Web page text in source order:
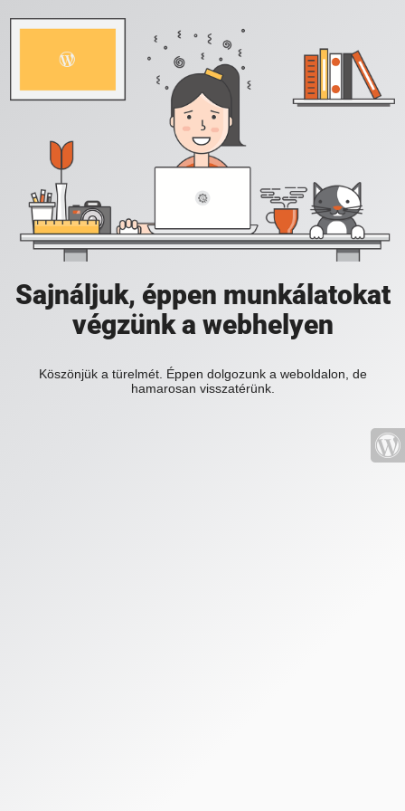
Sajnáljuk, éppen munkálatokat
végzünk a webhelyen
Köszönjük a türelmét. Éppen dolgozunk a weboldalon, de
hamarosan visszatérünk.